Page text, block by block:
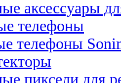
аксессуары
телефоны
телефоны
пиксели для